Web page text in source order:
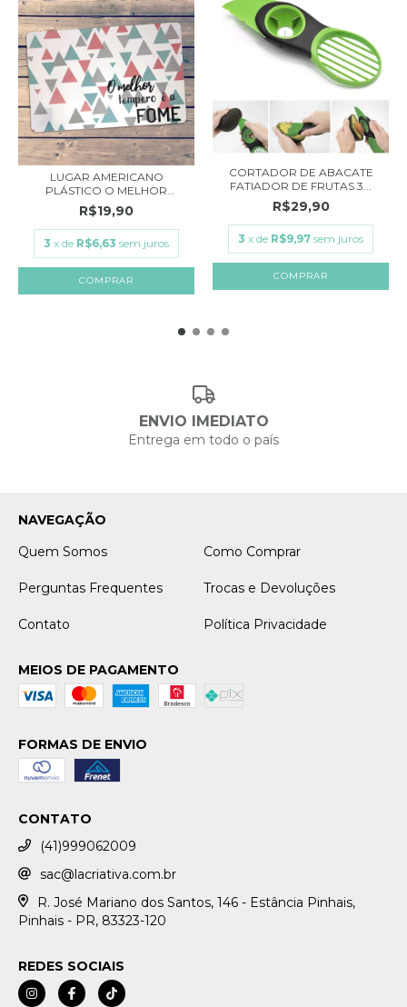
LUGAR AMERICANO
PLÁSTICO O MELHOR
TEMPER...
R$19,90
3 x de R$6,63 sem juros
CORTADOR DE ABACATE
FATIADOR DE FRUTAS 3...
R$29,90
3 x de R$9,97 sem juros
ENVIO IMEDIATO
Entrega em todo o país
NAVEGAÇÃO
Quem Somos
Como Comprar
Perguntas Frequentes Trocas e Devoluções
Contato Política Privacidade
MEIOS DE PAGAMENTO
FORMAS DE ENVIO
CONTATO
(41)999062009
sac@lacriativa.com.br
R. José Mariano dos Santos, 146 - Estância Pinhais,
Pinhais - PR, 83323-120
REDES SOCIAIS